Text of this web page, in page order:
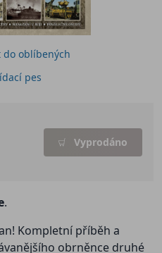
Vyprodáno
do oblíbených
pes
.
Kompletní příběh a
obrněnce druhé